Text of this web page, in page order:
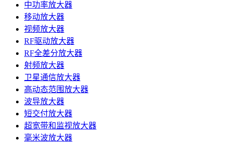
中功率放大器
移动放大器
视频放大器
RF驱动放大器
RF全差分放大器
射频放大器
卫星通信放大器
高动态范围放大器
波导放大器
短交付放大器
超宽带和监视放大器
毫米波放大器